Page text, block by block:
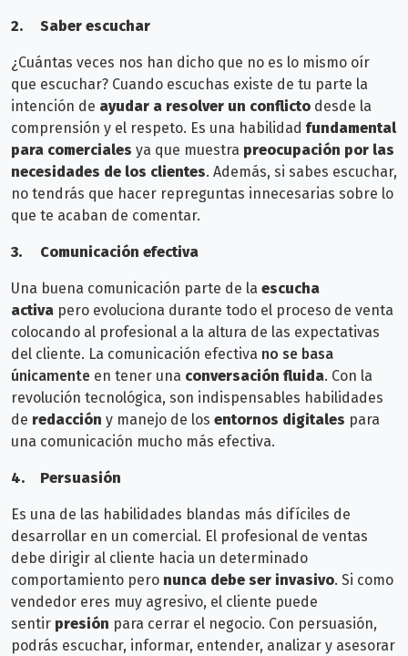
2. Saber escuchar
¿Cuántas veces nos han dicho que no es lo mismo oír
que escuchar? Cuando escuchas existe de tu parte la
intención de ayudar a resolver un conflicto desde la
comprensión y el respeto. Es una habilidad fundamental
para comerciales ya que muestra preocupación por las
necesidades de los clientes. Además, si sabes escuchar,
no tendrás que hacer repreguntas innecesarias sobre lo
que te acaban de comentar.
3. Comunicación efectiva
Una buena comunicación parte de la escucha
activa pero evoluciona durante todo el proceso de venta
colocando al profesional a la altura de las expectativas
del cliente. La comunicación efectiva no se basa
únicamente en tener una conversación fluida. Con la
revolución tecnológica, son indispensables habilidades
de redacción y manejo de los entornos digitales para
una comunicación mucho más efectiva.
4. Persuasión
Es una de las habilidades blandas más difíciles de
desarrollar en un comercial. El profesional de ventas
debe dirigir al cliente hacia un determinado
comportamiento pero nunca debe ser invasivo. Si como
vendedor eres muy agresivo, el cliente puede
sentir presión para cerrar el negocio. Con persuasión,
podrás escuchar, informar, entender, analizar y asesorar